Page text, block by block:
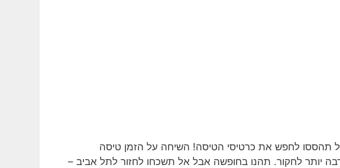
לחפש את כרטיסי הטיסה! השיחה על הזמן טיסה
יותר לחקור. תהנו בחופשה אבל אל תשכחו לחזור לתל אביב –